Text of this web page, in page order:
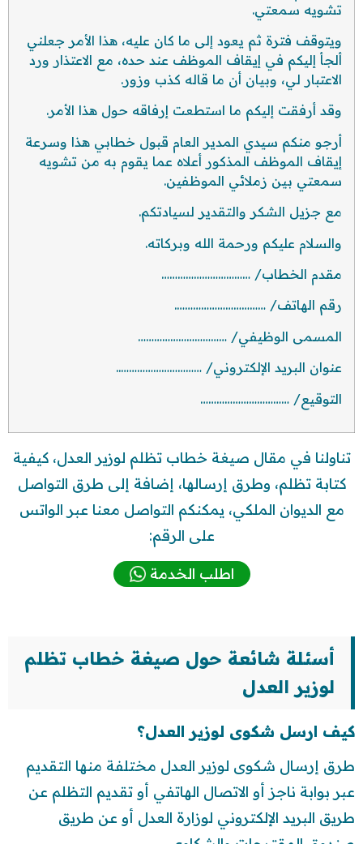
تشويه سمعتي.
ويتوقف فترة ثم يعود إلى ما كان عليه، هذا الأمر جعلني
ألجأ إليكم في إيقاف الموظف عند حده، مع الاعتذار ورد
الاعتبار لي، وبيان أن ما قاله كذب وزور.
وقد أرفقت إليكم ما استطعت إرفاقه حول هذا الأمر.
أرجو منكم سيدي المدير العام قبول خطابي هذا وسرعة
إيقاف الموظف المذكور أعلاه عما يقوم به من تشويه
سمعتي بين زملائي الموظفين.
مع جزيل الشكر والتقدير لسيادتكم.
والسلام عليكم ورحمة الله وبركاته.
مقدم الخطاب/ ……………………………
رقم الهاتف/ …………………………….
المسمى الوظيفي/ ……………………………
عنوان البريد الإلكتروني/ …………………………..
التوقيع/ ……………………………
تناولنا في مقال صيغة خطاب تظلم لوزير العدل، كيفية
كتابة تظلم، وطرق إرسالها، إضافة إلى طرق التواصل
مع الديوان الملكي، يمكنكم التواصل معنا عبر الواتس
على الرقم:
اطلب الخدمة
أسئلة شائعة حول صيغة خطاب تظلم
لوزير العدل
كيف ارسل شكوى لوزير العدل؟
طرق إرسال شكوى لوزير العدل مختلفة منها التقديم
عبر بوابة ناجز أو الاتصال الهاتفي أو تقديم التظلم عن
طريق البريد الإلكتروني لوزارة العدل أو عن طريق